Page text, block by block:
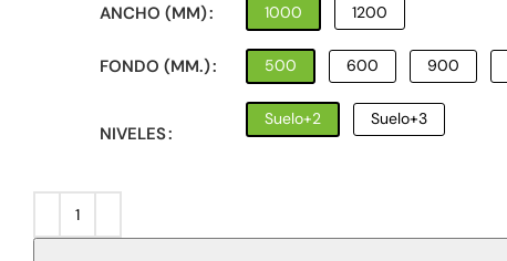
ANCHO (MM) 1000 1200
FONDO (MM.) 500 600 900
NIVELES
Suelo+2 Suelo+3